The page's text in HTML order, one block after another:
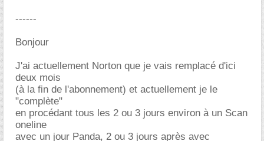
------
Bonjour
J'ai actuellement Norton que je vais remplacé d'ici
deux mois
(à la fin de l'abonnement) et actuellement je le
"complète"
en procédant tous les 2 ou 3 jours environ à un Scan
oneline
avec un jour Panda, 2 ou 3 jours après avec